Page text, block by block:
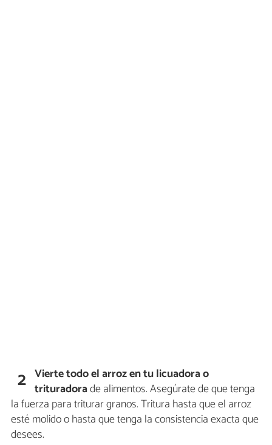
2 Vierte todo el arroz en tu licuadora o
trituradorade alimentos. Asegúrate de que tenga
la fuerza para triturar granos. Tritura hasta que el arroz
esté molido o hasta que tenga la consistencia exacta que
desees.